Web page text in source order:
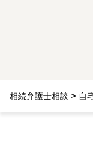
相続弁護士相談 > 自